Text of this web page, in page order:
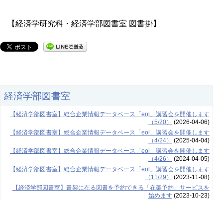
【経済学研究科・経済学部図書室 図書掛】
経済学部図書室
【経済学部図書室】総合企業情報データベース「eol」講習会を開催します
（5/20）
(2026-04-06)
【経済学部図書室】総合企業情報データベース「eol」講習会を開催します
（4/24）
(2025-04-04)
【経済学部図書室】総合企業情報データベース「eol」講習会を開催します
（4/26）
(2024-04-05)
【経済学部図書室】総合企業情報データベース「eol」講習会を開催します
（11/29）
(2023-11-08)
【経済学部図書室】書架に在る図書を予約できる「在架予約」サービスを
始めます(2023-10-23)